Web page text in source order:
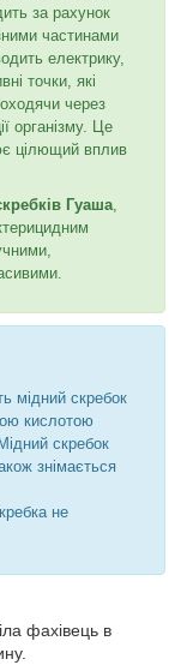
за рахунок
частинами
електрику,
точки, які
через
організму. Це
цілющий вплив
Гуаша
мідний скребок
кислотою
скребок
знімається
не
фахівець в